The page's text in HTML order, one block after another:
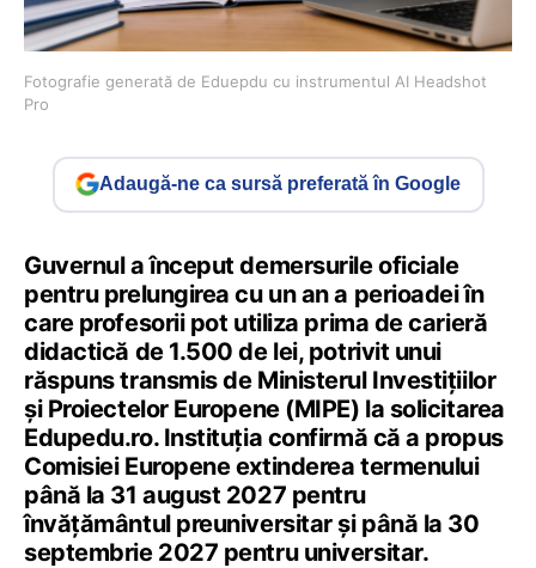
Fotografie generată de Eduepdu cu instrumentul AI Headshot
Pro
Adaugă-ne ca sursă preferată în Google
Guvernul a început demersurile oficiale
pentru prelungirea cu un an a perioadei în
care profesorii pot utiliza prima de carieră
didactică de 1.500 de lei, potrivit unui
răspuns transmis de Ministerul Investițiilor
și Proiectelor Europene (MIPE) la solicitarea
Edupedu.ro. Instituția confirmă că a propus
Comisiei Europene extinderea termenului
până la 31 august 2027 pentru
învățământul preuniversitar și până la 30
septembrie 2027 pentru universitar.